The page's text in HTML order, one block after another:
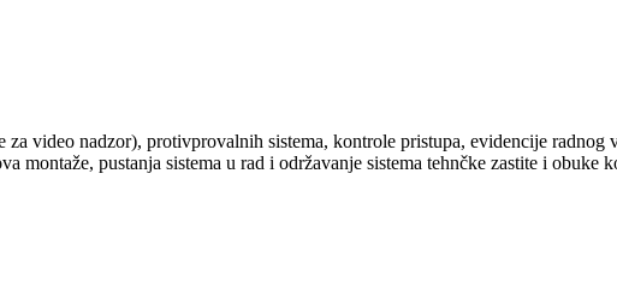
video nadzor), protivprovalnih sistema, kontrole pristupa, evidencije radnog
pustanja sistema u rad i održavanje sistema tehnčke zastite i obuke